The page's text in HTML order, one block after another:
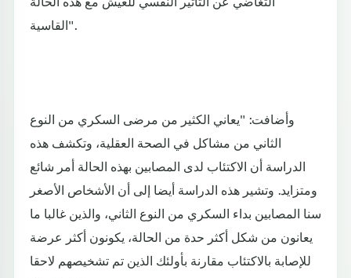
القاسية".
وأضافت: "يعاني الكثير من مرضى السكري من النوع
الثاني من مشاكل في الصحة العقلية، وتكشف هذه
الدراسة أن الاكتئاب لدى المصابين بهذه الحالة أمر شائع
ومتزايد. وتشير هذه الدراسة أيضا إلى أن الأشخاص الأصغر
سنا المصابين بداء السكري من النوع الثاني، والذين غالبا ما
يعانون من شكل أكثر حدة من الحالة، يكونون أكثر عرضة
للإصابة بالاكتئاب مقارنة بأولئك الذين تم تشخيصهم لاحقا